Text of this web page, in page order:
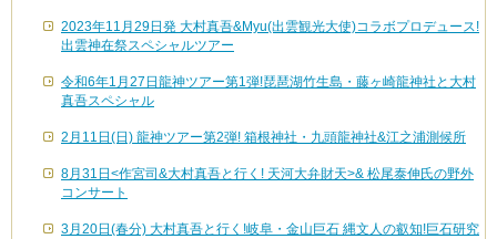
2023年11月29日発 大村真吾&Myu(出雲観光大使)コラボプロデュース!
出雲神在祭スペシャルツアー
令和6年1月27日龍神ツアー第1弾!琵琶湖竹生島・藤ヶ崎龍神社と大村
真吾スペシャル
2月11日(日) 龍神ツアー第2弾! 箱根神社・九頭龍神社&江之浦測候所
8月31日<作宮司&大村真吾と行く! 天河大弁財天>& 松尾泰伸氏の野外
コンサート
3月20日(春分) 大村真吾と行く!岐阜・金山巨石 縄文人の叡知!巨石研究